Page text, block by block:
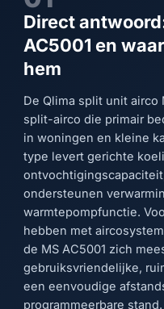
Direct
AC5001 en
hem
De Qlima split unit airco
split-airco die primair
in woningen en kleine
type levert gerichte
ondersteunen
warmtepompfunctie.
hebben met
de MS AC5001 zich
gebruiksvriendelijke,
een eenvoudige
programmeerbare